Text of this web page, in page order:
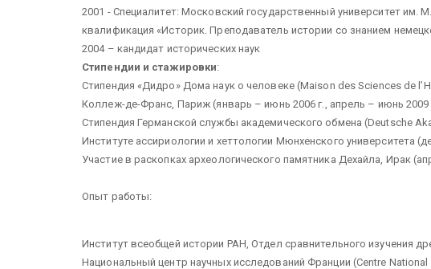
2001 - Специалитет: Московский государственный университет им.
квалификация «Историк. Преподаватель истории со знанием
2004 – кандидат исторических наук
Стипендии и стажировки:
Стипендия «Дидро» Дома наук о человеке (Maison des Sciences de
Коллеж-де-Франс, Париж (январь – июнь 2006 г., апрель – июнь 2009
Стипендия Германской службы академического обмена (Deutsche
Институте ассириологии и хеттологии Мюнхенского университета
Участие в раскопках археологического памятника Дехайла, Ирак
Опыт работы:
Институт всеобщей истории РАН, Отдел сравнительного изучения
Национальный центр научных исследований Франции (Centre National